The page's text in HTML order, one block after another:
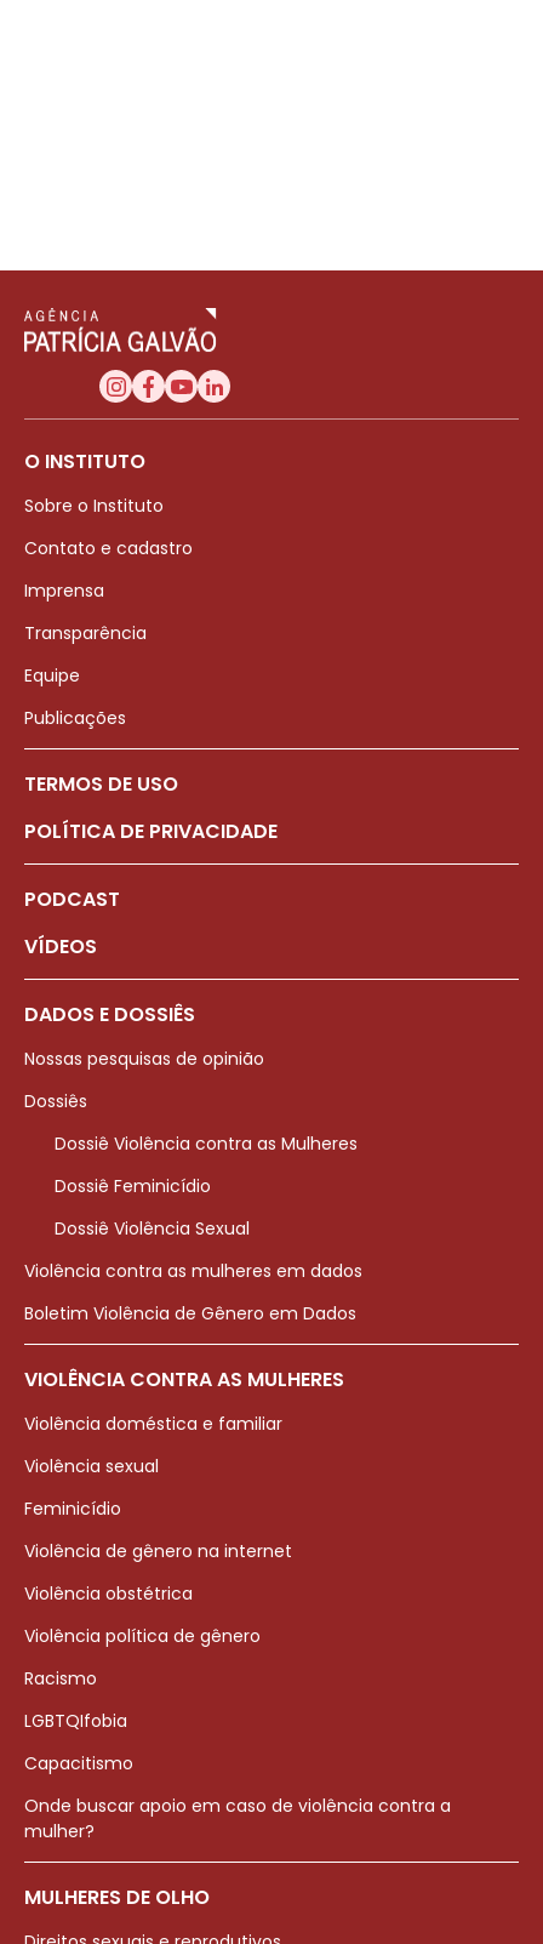
O INSTITUTO
Sobre o Instituto
Contato e cadastro
Imprensa
Transparência
Equipe
Publicações
TERMOS DE USO
POLÍTICA DE PRIVACIDADE
PODCAST
VÍDEOS
DADOS E DOSSIÊS
Nossas pesquisas de opinião
Dossiês
Dossiê Violência contra as Mulheres
Dossiê Feminicídio
Dossiê Violência Sexual
Violência contra as mulheres em dados
Boletim Violência de Gênero em Dados
VIOLÊNCIA CONTRA AS MULHERES
Violência doméstica e familiar
Violência sexual
Feminicídio
Violência de gênero na internet
Violência obstétrica
Violência política de gênero
Racismo
LGBTQIfobia
Capacitismo
Onde buscar apoio em caso de violência contra a
mulher?
MULHERES DE OLHO